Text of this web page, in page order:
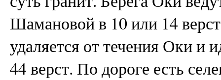
Шамановой в 10 или 14
удаляется от течения Оки и
44 верст. По дороге есть